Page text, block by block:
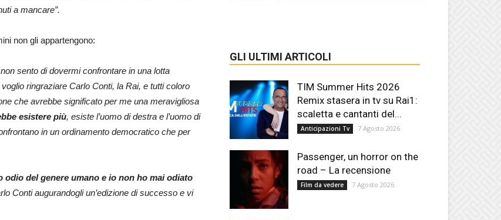
a mancare”.
non gli appartengono:
sento di dovermi confrontare in una lotta
ringraziare Carlo Conti, la Rai, e tutti coloro
che avrebbe significato per me una meravigliosa
esistere più, esiste l’uomo di destra e l’uomo di
in un ordinamento democratico che per
del genere umano e io non ho mai odiato
Conti augurandogli un’edizione di successo e vi
GLI ULTIMI ARTICOLI
TIM Summer Hits 2026
Remix stasera in tv su Rai1:
scaletta e cantanti del...
Anticipazioni Tv 7 Agosto 2026
Passenger, un horror on the
road – La recensione
Film da vedere 7 Agosto 2026